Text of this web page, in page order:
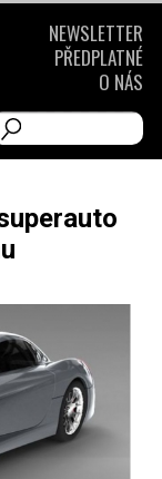
NEWSLETTER
PŘEDPLATNÉ
O NÁS